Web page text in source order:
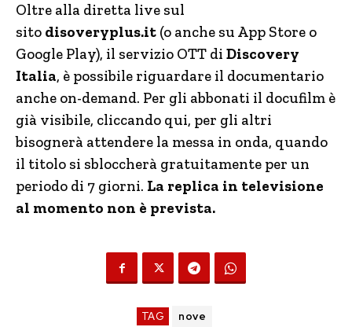
Oltre alla diretta live sul
sito disoveryplus.it (o anche su App Store o
Google Play), il servizio OTT di Discovery
Italia, è possibile riguardare il documentario
anche on-demand. Per gli abbonati il docufilm è
già visibile, cliccando qui, per gli altri
bisognerà attendere la messa in onda, quando
il titolo si sbloccherà gratuitamente per un
periodo di 7 giorni. La replica in televisione
al momento non è prevista.
TAG nove